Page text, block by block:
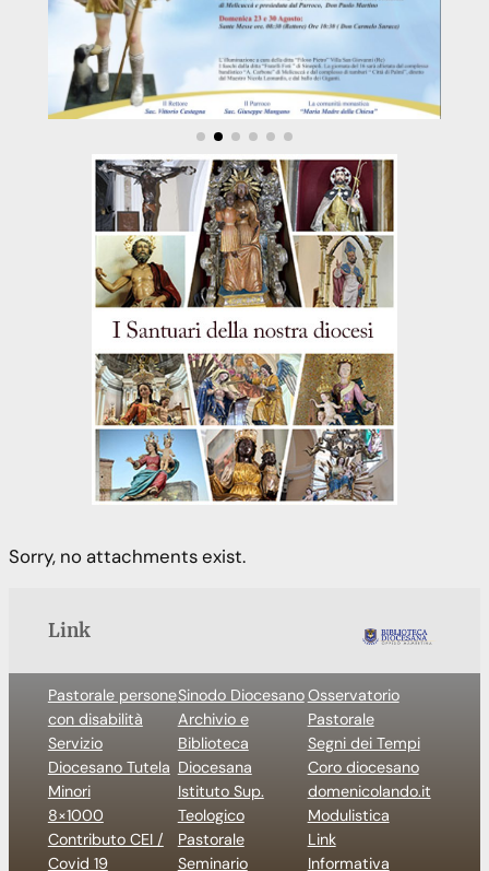
Sorry, no attachments exist.
Link
Pastorale persone
con disabilità
Servizio
Diocesano Tutela
Minori
8×1000
Contributo CEI /
Covid 19
Sinodo Diocesano
Archivio e
Biblioteca
Diocesana
Istituto Sup.
Teologico
Pastorale
Seminario
Osservatorio
Pastorale
Segni dei Tempi
Coro diocesano
domenicolando.it
Modulistica
Link
Informativa